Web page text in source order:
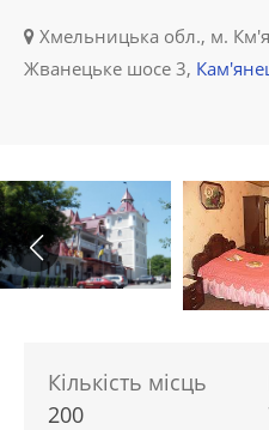
Хмельницька обл., м.
Жванецьке шосе 3,
Кількість місць
200